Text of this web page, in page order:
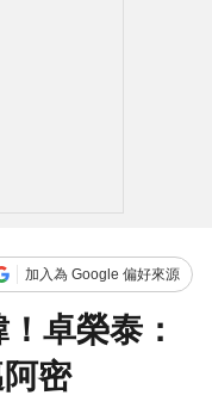
加入為 Google 偏好來源
卓榮泰：
密